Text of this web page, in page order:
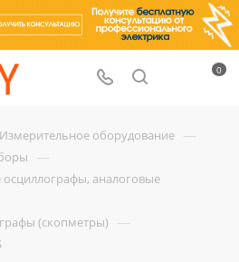
0
Измерительное оборудование —
—
аналоговые
(скопметры) —